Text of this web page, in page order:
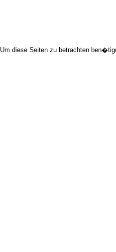
Um diese Seiten zu betrachten